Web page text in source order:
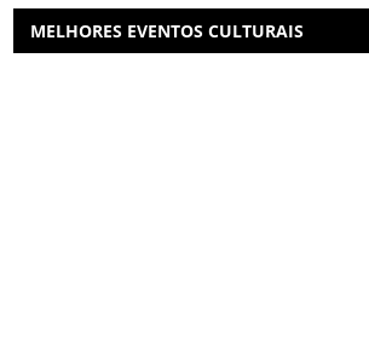
MELHORES EVENTOS CULTURAIS